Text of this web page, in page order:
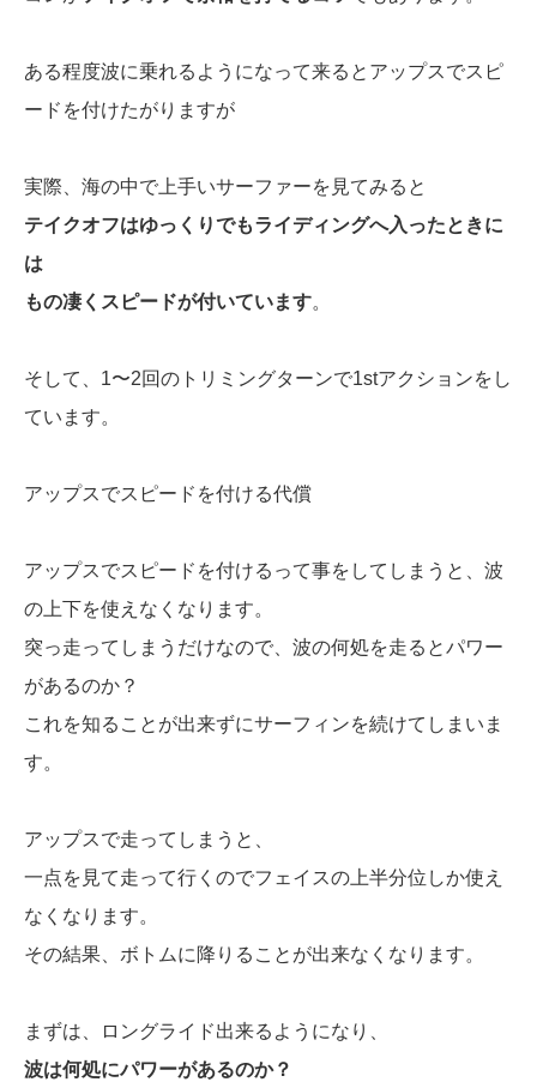
ある程度波に乗れるようになって来るとアップスでスピ
ードを付けたがりますが
実際、海の中で上手いサーファーを見てみると
テイクオフはゆっくりでもライディングへ入ったときに
は
もの凄くスピードが付いています。
そして、1〜2回のトリミングターンで1stアクションをし
ています。
アップスでスピードを付ける代償
アップスでスピードを付けるって事をしてしまうと、波
の上下を使えなくなります。
突っ走ってしまうだけなので、波の何処を走るとパワー
があるのか？
これを知ることが出来ずにサーフィンを続けてしまいま
す。
アップスで走ってしまうと、
一点を見て走って行くのでフェイスの上半分位しか使え
なくなります。
その結果、ボトムに降りることが出来なくなります。
まずは、ロングライド出来るようになり、
波は何処にパワーがあるのか？